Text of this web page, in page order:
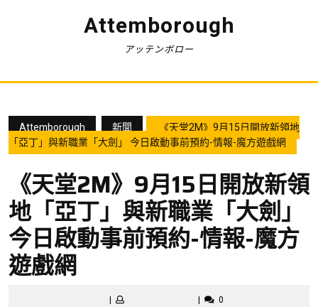
Attemborough
アッテンボロー
Attemborough 新聞
《天堂2M》9月15日開放新領地
「亞丁」與新職業「大劍」 今日啟動事前預約-情報-魔方遊戲網
《天堂2M》9月15日開放新領
地「亞丁」與新職業「大劍」
今日啟動事前預約-情報-魔方
遊戲網
|
|
0